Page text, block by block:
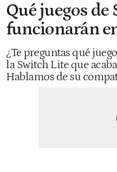
Qué juegos de
funcionarán
¿Te preguntas qué
la Switch Lite que
Hablamos de su